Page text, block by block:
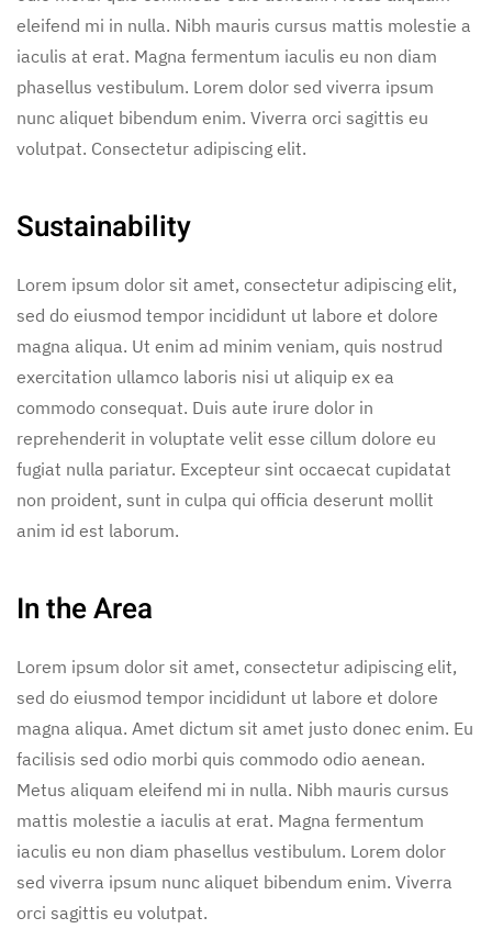
eleifend mi in nulla. Nibh mauris cursus mattis molestie a
iaculis at erat. Magna fermentum iaculis eu non diam
phasellus vestibulum. Lorem dolor sed viverra ipsum
nunc aliquet bibendum enim. Viverra orci sagittis eu
volutpat. Consectetur adipiscing elit.
Sustainability
Lorem ipsum dolor sit amet, consectetur adipiscing elit,
sed do eiusmod tempor incididunt ut labore et dolore
magna aliqua. Ut enim ad minim veniam, quis nostrud
exercitation ullamco laboris nisi ut aliquip ex ea
commodo consequat. Duis aute irure dolor in
reprehenderit in voluptate velit esse cillum dolore eu
fugiat nulla pariatur. Excepteur sint occaecat cupidatat
non proident, sunt in culpa qui officia deserunt mollit
anim id est laborum.
In the Area
Lorem ipsum dolor sit amet, consectetur adipiscing elit,
sed do eiusmod tempor incididunt ut labore et dolore
magna aliqua. Amet dictum sit amet justo donec enim. Eu
facilisis sed odio morbi quis commodo odio aenean.
Metus aliquam eleifend mi in nulla. Nibh mauris cursus
mattis molestie a iaculis at erat. Magna fermentum
iaculis eu non diam phasellus vestibulum. Lorem dolor
sed viverra ipsum nunc aliquet bibendum enim. Viverra
orci sagittis eu volutpat.